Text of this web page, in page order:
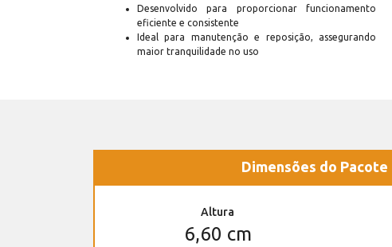
Desenvolvido para proporcionar funcionamento
eficiente e consistente
Ideal para manutenção e reposição, assegurando
maior tranquilidade no uso
Dimensões do Pacote
Altura
6,60 cm